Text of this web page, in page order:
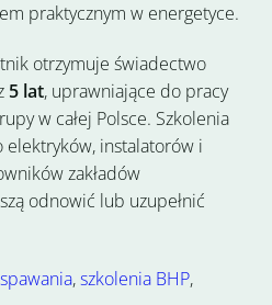
praktycznym w energetyce.
otrzymuje świadectwo
5 lat, uprawniające do pracy
w całej Polsce. Szkolenia
elektryków, instalatorów i
zakładów
odnowić lub uzupełnić
,szkolenia BHP,